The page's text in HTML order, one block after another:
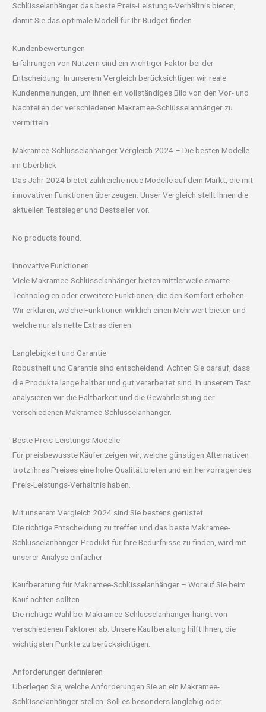
Schlüsselanhänger das beste Preis-Leistungs-Verhältnis bieten,
damit Sie das optimale Modell für Ihr Budget finden.
Kundenbewertungen
Erfahrungen von Nutzern sind ein wichtiger Faktor bei der
Entscheidung. In unserem Vergleich berücksichtigen wir reale
Kundenmeinungen, um Ihnen ein vollständiges Bild von den Vor- und
Nachteilen der verschiedenen Makramee-Schlüsselanhänger zu
vermitteln.
Makramee-Schlüsselanhänger Vergleich 2024 – Die besten Modelle
im Überblick
Das Jahr 2024 bietet zahlreiche neue Modelle auf dem Markt, die mit
innovativen Funktionen überzeugen. Unser Vergleich stellt Ihnen die
aktuellen Testsieger und Bestseller vor.
No products found.
Innovative Funktionen
Viele Makramee-Schlüsselanhänger bieten mittlerweile smarte
Technologien oder erweitere Funktionen, die den Komfort erhöhen.
Wir erklären, welche Funktionen wirklich einen Mehrwert bieten und
welche nur als nette Extras dienen.
Langlebigkeit und Garantie
Robustheit und Garantie sind entscheidend. Achten Sie darauf, dass
die Produkte lange haltbar und gut verarbeitet sind. In unserem Test
analysieren wir die Haltbarkeit und die Gewährleistung der
verschiedenen Makramee-Schlüsselanhänger.
Beste Preis-Leistungs-Modelle
Für preisbewusste Käufer zeigen wir, welche günstigen Alternativen
trotz ihres Preises eine hohe Qualität bieten und ein hervorragendes
Preis-Leistungs-Verhältnis haben.
Mit unserem Vergleich 2024 sind Sie bestens gerüstet
Die richtige Entscheidung zu treffen und das beste Makramee-
Schlüsselanhänger-Produkt für Ihre Bedürfnisse zu finden, wird mit
unserer Analyse einfacher.
Kaufberatung für Makramee-Schlüsselanhänger – Worauf Sie beim
Kauf achten sollten
Die richtige Wahl bei Makramee-Schlüsselanhänger hängt von
verschiedenen Faktoren ab. Unsere Kaufberatung hilft Ihnen, die
wichtigsten Punkte zu berücksichtigen.
Anforderungen definieren
Überlegen Sie, welche Anforderungen Sie an ein Makramee-
Schlüsselanhänger stellen. Soll es besonders langlebig oder